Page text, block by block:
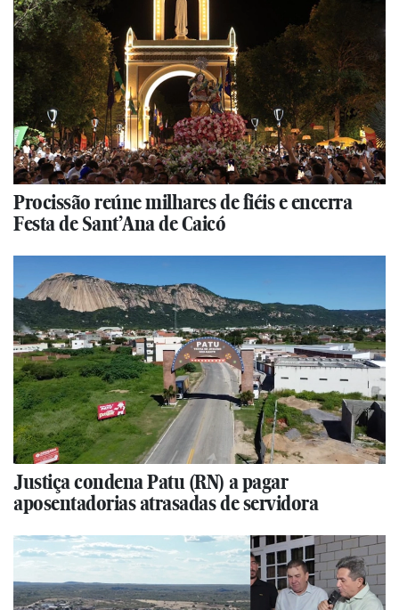
Procissão reúne milhares de fiéis e encerra
Festa de Sant’Ana de Caicó
Justiça condena Patu (RN) a pagar
aposentadorias atrasadas de servidora